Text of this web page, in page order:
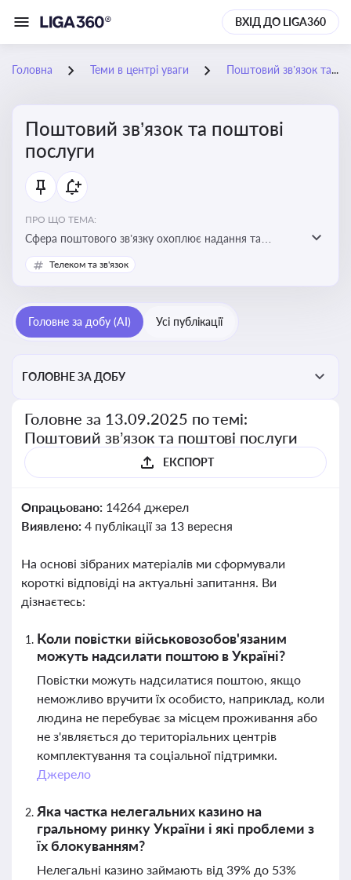
ВХІД ДО LIGA360
Головна Теми в центрі уваги Поштовий зв’язок та поштові послуги
Поштовий зв’язок та поштові
послуги
ПРО ЩО ТЕМА:
Сфера поштового зв’язку охоплює надання та
контроль послуг поштового обслуговування, що
регулюється спеціальним законодавством. Для
ліцензійних умов, участі в державних реєстрах і
забезпечення прав споживачів.
Телеком та зв'язок
Головне за добу (AI) Усі публікації
ГОЛОВНЕ ЗА ДОБУ
Головне за 13.09.2025 по темі:
Поштовий зв’язок та поштові послуги
ЕКСПОРТ
Опрацьовано: 14264 джерел
Виявлено: 4 публікації за 13 вересня
На основі зібраних матеріалів ми сформували
короткі відповіді на актуальні запитання. Ви
дізнаєтесь:
Коли повістки військовозобов'язаним
можуть надсилати поштою в Україні?
Повістки можуть надсилатися поштою, якщо
неможливо вручити їх особисто, наприклад, коли
людина не перебуває за місцем проживання або
не з'являється до територіальних центрів
комплектування та соціальної підтримки.
Джерело
Яка частка нелегальних казино на
гральному ринку України і які проблеми з
їх блокуванням?
Нелегальні казино займають від 39% до 53%